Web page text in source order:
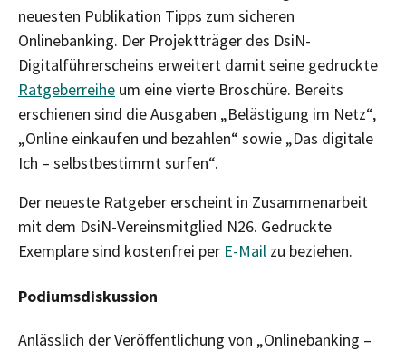
neuesten Publikation Tipps zum sicheren
Onlinebanking. Der Projektträger des DsiN-
Digitalführerscheins erweitert damit seine gedruckte
Ratgeberreihe um eine vierte Broschüre. Bereits
erschienen sind die Ausgaben „Belästigung im Netz“,
„Online einkaufen und bezahlen“ sowie „Das digitale
Ich – selbstbestimmt surfen“.
Der neueste Ratgeber erscheint in Zusammenarbeit
mit dem DsiN-Vereinsmitglied N26. Gedruckte
Exemplare sind kostenfrei per E-Mail zu beziehen.
Podiumsdiskussion
Anlässlich der Veröffentlichung von „Onlinebanking –